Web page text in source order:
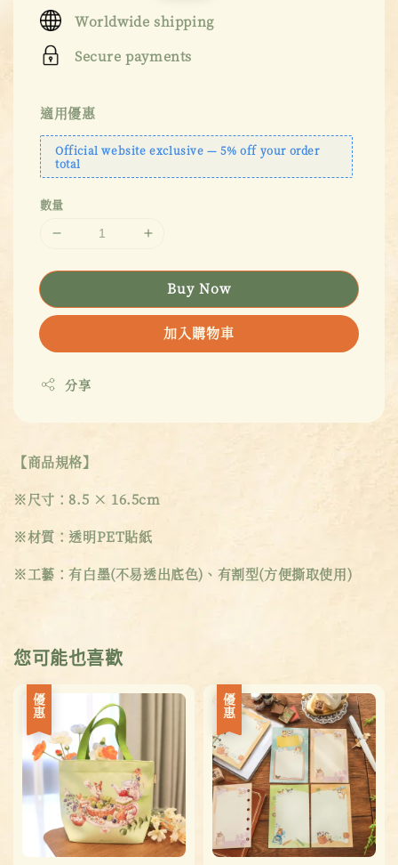
Worldwide shipping
Secure payments
適用優惠
Official website exclusive — 5% off your order
total
數量
Buy Now
加入購物車
分享
【商品規格】
※尺寸：8.5 × 16.5cm
※材質：透明PET貼紙
※工藝：有白墨(不易透出底色)、有割型(方便撕取使用)
您可能也喜歡
優惠 優惠